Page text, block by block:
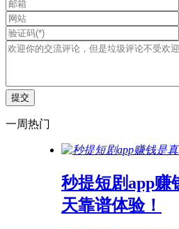
一周热门
秒提短剧app赚
天靠谱体验！